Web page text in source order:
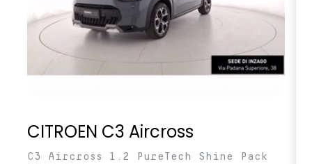
CITROEN C3 Aircross
C3 Aircross 1.2 PureTech Shine Pack